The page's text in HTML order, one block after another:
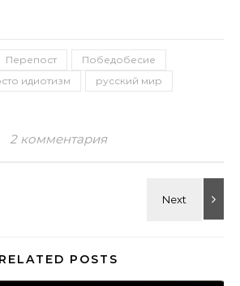
Перепост
Победобесие
идиотизм
русский мир
2 комментария
RELATED POSTS